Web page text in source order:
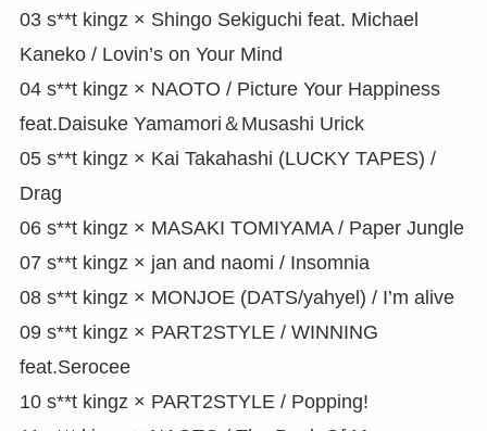
03 s**t kingz × Shingo Sekiguchi feat. Michael
Kaneko / Lovin’s on Your Mind
04 s**t kingz × NAOTO / Picture Your Happiness
feat.Daisuke Yamamori＆Musashi Urick
05 s**t kingz × Kai Takahashi (LUCKY TAPES) /
Drag
06 s**t kingz × MASAKI TOMIYAMA / Paper Jungle
07 s**t kingz × jan and naomi / Insomnia
08 s**t kingz × MONJOE (DATS/yahyel) / I’m alive
09 s**t kingz × PART2STYLE / WINNING
feat.Serocee
10 s**t kingz × PART2STYLE / Popping!